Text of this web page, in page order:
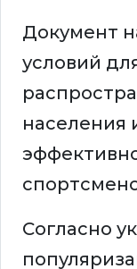
Документ
условий
населения
Согласно